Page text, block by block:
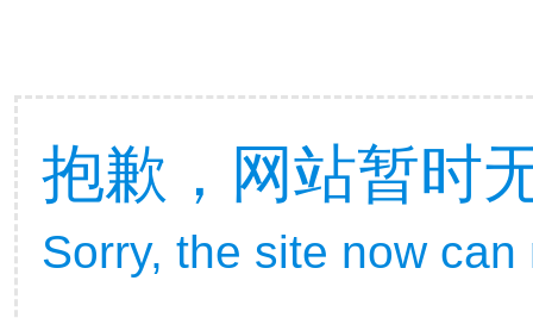
抱歉，网站暂时
Sorry, the site now